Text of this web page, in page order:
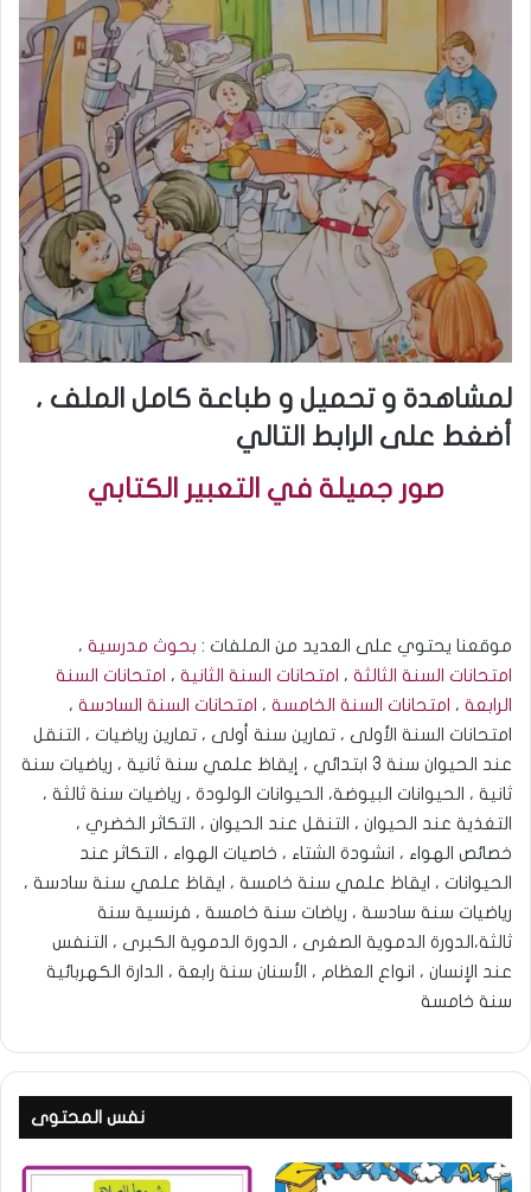
لمشاهدة و تحميل و طباعة كامل الملف ،
أضغط على الرابط التالي
صور جميلة في التعبير الكتابي
موقعنا يحتوي على العديد من الملفات : بحوث مدرسية ،
امتحانات السنة الثالثة ، امتحانات السنة الثانية ، امتحانات السنة
الرابعة ، امتحانات السنة الخامسة ، امتحانات السنة السادسة ،
امتحانات السنة الأولى ، تمارين سنة أولى ، تمارين رياضيات ، التنقل
عند الحيوان سنة 3 ابتدائي ، إيقاظ علمي سنة ثانية ، رياضيات سنة
ثانية ، الحيوانات البيوضة، الحيوانات الولودة ، رياضيات سنة ثالثة ،
التغذية عند الحيوان ، التنقل عند الحيوان ، التكاثر الخضري ،
خصائص الهواء ، انشودة الشتاء ، خاصيات الهواء ، التكاثر عند
الحيوانات ، ايقاظ علمي سنة خامسة ، ايقاظ علمي سنة سادسة ،
رياضيات سنة سادسة ، رياضات سنة خامسة ، فرنسية سنة
ثالثة،الدورة الدموية الصغرى ، الدورة الدموية الكبرى ، التنفس
عند الإنسان ، انواع العظام ، الأسنان سنة رابعة ، الدارة الكهربائية
سنة خامسة
نفس المحتوى